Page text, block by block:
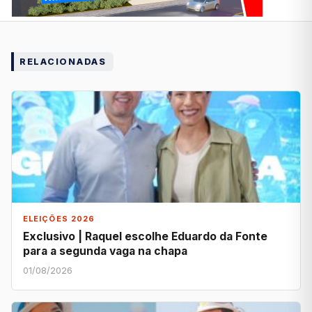
RELACIONADAS
ELEIÇÕES 2026
Exclusivo | Raquel escolhe Eduardo da Fonte
para a segunda vaga na chapa
01/08/2026